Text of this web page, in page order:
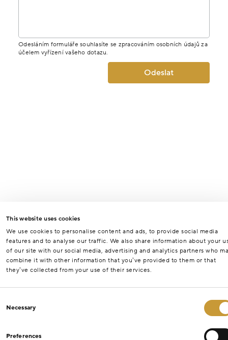
This website uses cookies
We use cookies to personalise content and ads, to provide social media
features and to analyse our traffic. We also share information about your
of our site with our social media, advertising and analytics partners who
combine it with other information that you’ve provided to them or that
they’ve collected from your use of their services.
Selection
Necessary
Preferences
Odesláním formuláře souhlasíte se zpracováním osobních údajů za
účelem vyřízení vašeho dotazu.
Odeslat